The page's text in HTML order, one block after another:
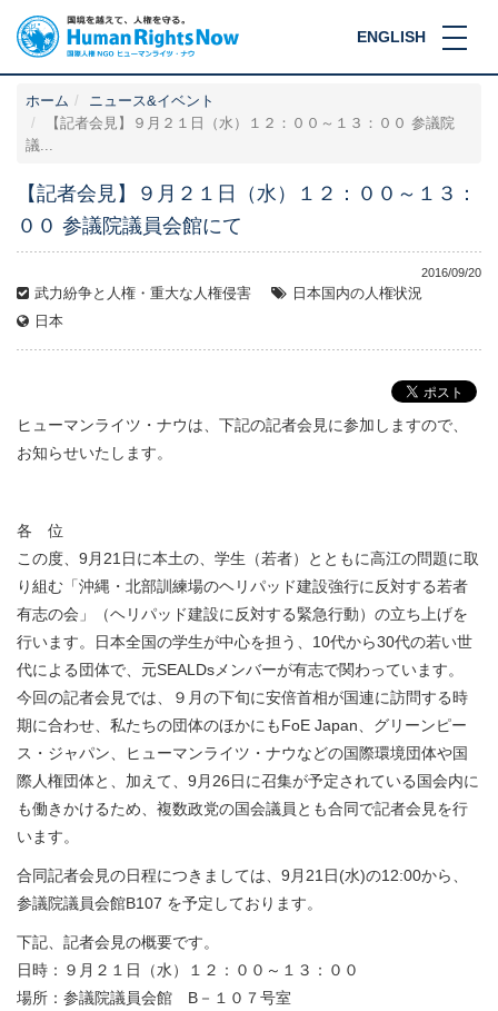
ENGLISH
ホーム
ニュース&イベント
【記者会見】９月２１日（水）１２：００～１３：００ 参議院
議...
【記者会見】９月２１日（水）１２：００～１３：
００ 参議院議員会館にて
2016/09/20
武力紛争と人権・重大な人権侵害
日本国内の人権状況
日本
ヒューマンライツ・ナウは、下記の記者会見に参加しますので、
お知らせいたします。
各 位
この度、9月21日に本土の、学生（若者）とともに高江の問題に取
り組む「沖縄・北部訓練場のヘリパッド建設強行に反対する若者
有志の会」（ヘリパッド建設に反対する緊急行動）の立ち上げを
行います。日本全国の学生が中心を担う、10代から30代の若い世
代による団体で、元SEALDsメンバーが有志で関わっています。
今回の記者会見では、９月の下旬に安倍首相が国連に訪問する時
期に合わせ、私たちの団体のほかにもFoE Japan、グリーンピー
ス・ジャパン、ヒューマンライツ・ナウなどの国際環境団体や国
際人権団体と、加えて、9月26日に召集が予定されている国会内に
も働きかけるため、複数政党の国会議員とも合同で記者会見を行
います。
合同記者会見の日程につきましては、9月21日(水)の12:00から、
参議院議員会館B107 を予定しております。
下記、記者会見の概要です。
日時：９月２１日（水）１２：００～１３：００
場所：参議院議員会館 B－１０７号室